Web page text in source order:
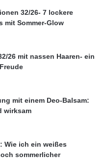
32/26- 7 lockere
mit Sommer-Glow
26 mit nassen Haaren- ein
mit einem Deo-Balsam:
wirksam
Wie ich ein weißes
sommerlicher